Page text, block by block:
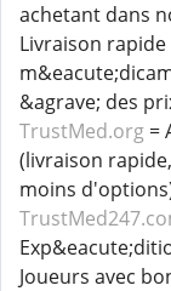
achetant dans
Livraison rapide
&agrave; des
TrustMed.org =
(livraison
moins
Joueurs avec